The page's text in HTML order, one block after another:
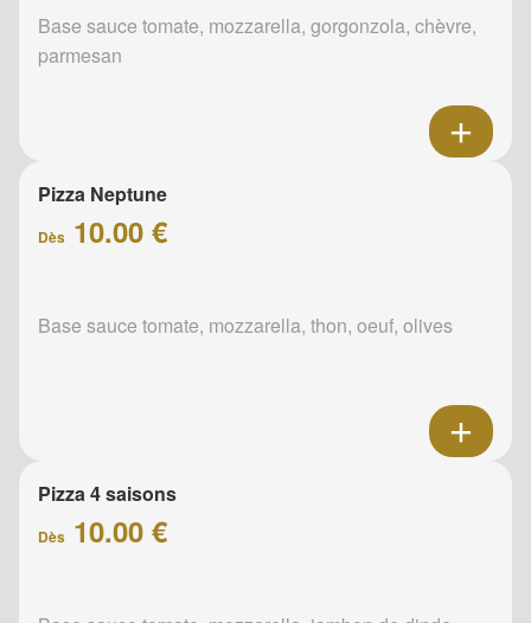
Base sauce tomate, mozzarella, gorgonzola, chèvre,
parmesan
Pizza Neptune
Dès 10.00 €
Base sauce tomate, mozzarella, thon, oeuf, olives
Pizza 4 saisons
Dès 10.00 €